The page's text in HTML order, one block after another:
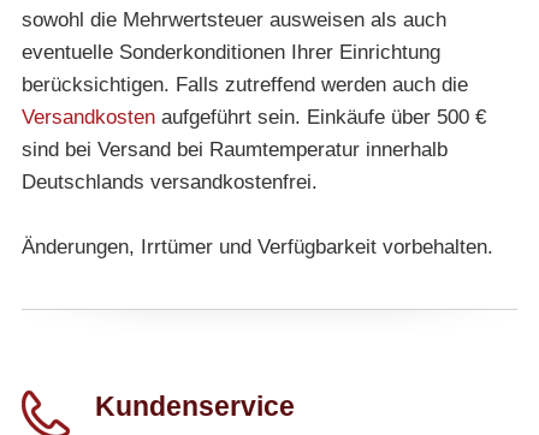
sowohl die Mehrwertsteuer ausweisen als auch
eventuelle Sonderkonditionen Ihrer Einrichtung
berücksichtigen. Falls zutreffend werden auch die
Versandkostenaufgeführt sein. Einkäufe über 500 €
sind bei Versand bei Raumtemperatur innerhalb
Deutschlands versandkostenfrei.
Änderungen, Irrtümer und Verfügbarkeit vorbehalten.
Kundenservice